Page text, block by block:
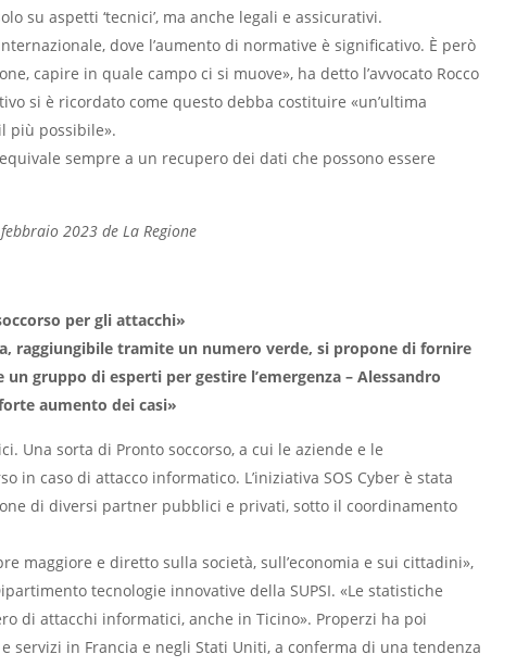
su aspetti ‘tecnici’, ma anche legali e assicurativi.
dove l’aumento di normative è significativo. È però
capire in quale campo ci si muove», ha detto l’avvocato Rocco
si è ricordato come questo debba costituire «un’ultima
più possibile».
sempre a un recupero dei dati che possono essere
2023 de La Regione
per gli attacchi»
raggiungibile tramite un numero verde, si propone di fornire
gruppo di esperti per gestire l’emergenza – Alessandro
aumento dei casi»
Una sorta di Pronto soccorso, a cui le aziende e le
in caso di attacco informatico. L’iniziativa SOS Cyber è stata
di diversi partner pubblici e privati, sotto il coordinamento
maggiore e diretto sulla società, sull’economia e sui cittadini»,
tecnologie innovative della SUPSI. «Le statistiche
di attacchi informatici, anche in Ticino». Properzi ha poi
servizi in Francia e negli Stati Uniti, a conferma di una tendenza